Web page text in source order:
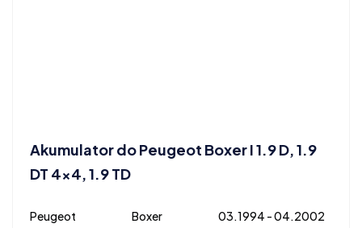
Akumulator do Peugeot Boxer I 1.9 D, 1.9
DT 4×4, 1.9 TD
Peugeot Boxer 03.1994 - 04.2002